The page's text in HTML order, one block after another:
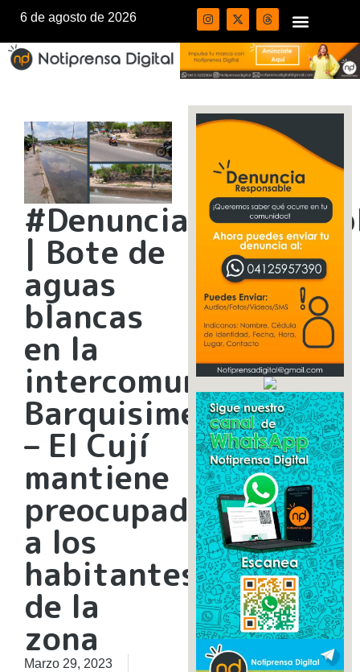
6 de agosto de 2026
| Bote de
aguas
blancas
en la
intercomunal
Barquisimeto
– El Cují
mantiene
preocupado
a los
habitantes
de la
zona
Marzo 29, 2023